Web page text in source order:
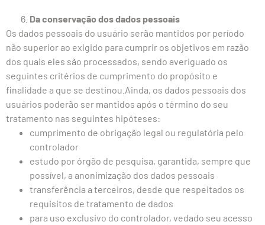
Da conservação dos dados pessoais
Os dados pessoais do usuário serão mantidos por período
não superior ao exigido para cumprir os objetivos em razão
dos quais eles são processados, sendo averiguado os
seguintes critérios de cumprimento do propósito e
finalidade a que se destinou.Ainda, os dados pessoais dos
usuários poderão ser mantidos após o término do seu
tratamento nas seguintes hipóteses:
cumprimento de obrigação legal ou regulatória pelo
controlador
estudo por órgão de pesquisa, garantida, sempre que
possível, a anonimização dos dados pessoais
transferência a terceiros, desde que respeitados os
requisitos de tratamento de dados
para uso exclusivo do controlador, vedado seu acesso